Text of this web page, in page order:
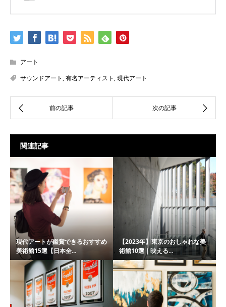
アート
サウンドアート ,有名アーティスト ,現代アート
関連記事
現代アートが鑑賞できるおすすめ
美術館15選【日本全...
【2023年】東京のおしゃれな美
術館10選｜映える...